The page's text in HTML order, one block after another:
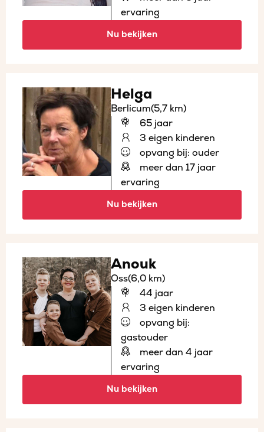
ervaring
Nu bekijken
Helga
Berlicum(5,7 km)
65 jaar
3 eigen kinderen
opvang bij: ouder
meer dan 17 jaar
ervaring
Nu bekijken
Anouk
Oss(6,0 km)
44 jaar
3 eigen kinderen
opvang bij:
gastouder
meer dan 4 jaar
ervaring
Nu bekijken